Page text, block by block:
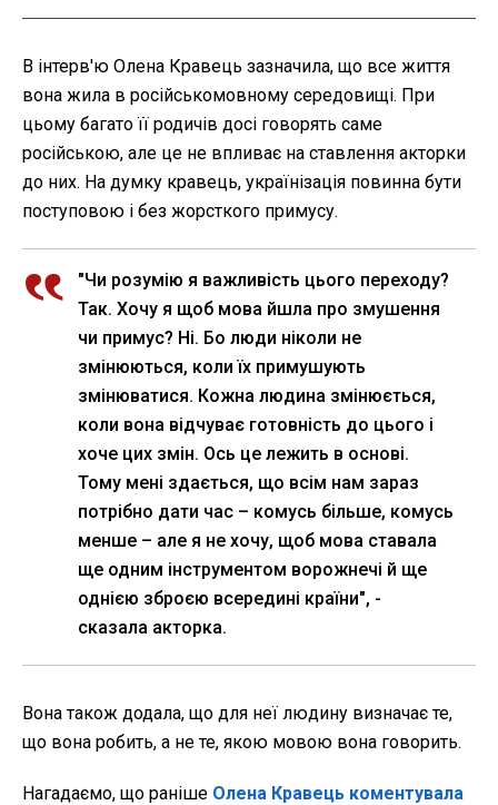
В інтерв'ю Олена Кравець зазначила, що все життя
вона жила в російськомовному середовищі. При
цьому багато її родичів досі говорять саме
російською, але це не впливає на ставлення акторки
до них. На думку кравець, українізація повинна бути
поступовою і без жорсткого примусу.
"Чи розумію я важливість цього переходу?
Так. Хочу я щоб мова йшла про змушення
чи примус? Ні. Бо люди ніколи не
змінюються, коли їх примушують
змінюватися. Кожна людина змінюється,
коли вона відчуває готовність до цього і
хоче цих змін. Ось це лежить в основі.
Тому мені здається, що всім нам зараз
потрібно дати час – комусь більше, комусь
менше – але я не хочу, щоб мова ставала
ще одним інструментом ворожнечі й ще
однією зброєю всередині країни", -
сказала акторка.
Вона також додала, що для неї людину визначає те,
що вона робить, а не те, якою мовою вона говорить.
Нагадаємо, що раніше Олена Кравець коментувала